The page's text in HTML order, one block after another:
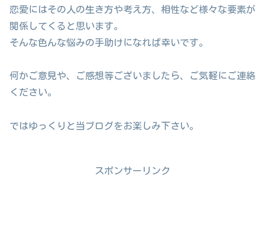
恋愛にはその人の生き方や考え方、相性など様々な要素が
関係してくると思います。
そんな色んな悩みの手助けになれば幸いです。
何かご意見や、ご感想等ございましたら、ご気軽にご連絡
ください。
ではゆっくりと当ブログをお楽しみ下さい。
スポンサーリンク